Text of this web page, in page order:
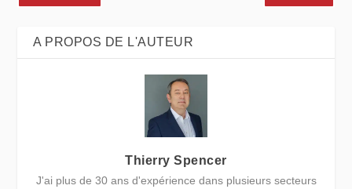
A PROPOS DE L'AUTEUR
Thierry Spencer
J'ai plus de 30 ans d'expérience dans plusieurs secteurs